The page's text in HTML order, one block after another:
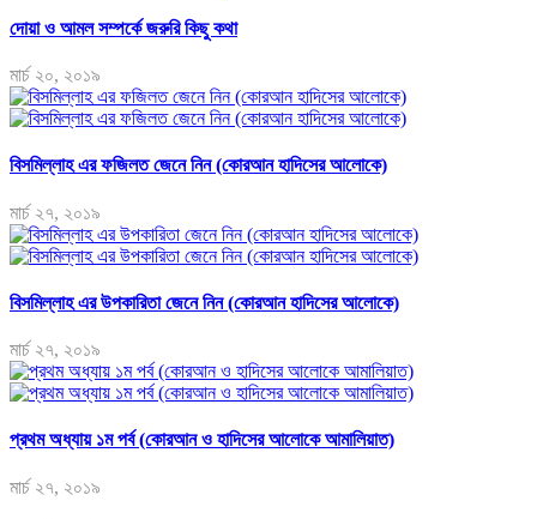
দোয়া ও আমল সম্পর্কে জরুরি কিছু কথা
মার্চ ২০, ২০১৯
বিসমিল্লাহ এর ফজিলত জেনে নিন (কোরআন হাদিসের আলোকে)
মার্চ ২৭, ২০১৯
বিসমিল্লাহ এর উপকারিতা জেনে নিন (কোরআন হাদিসের আলোকে)
মার্চ ২৭, ২০১৯
প্রথম অধ্যায় ১ম পর্ব (কোরআন ও হাদিসের আলোকে আমালিয়াত)
মার্চ ২৭, ২০১৯